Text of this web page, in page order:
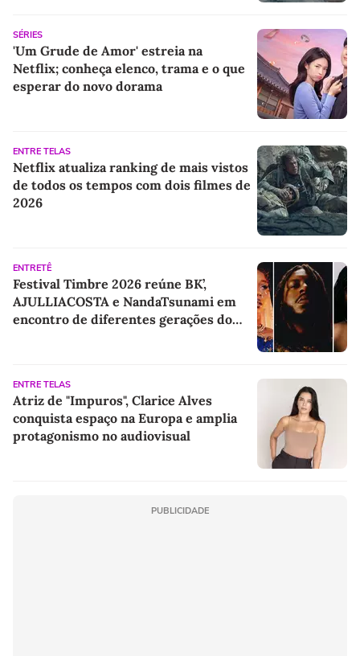
SÉRIES
'Um Grude de Amor' estreia na
Netflix; conheça elenco, trama e o que
esperar do novo dorama
ENTRE TELAS
Netflix atualiza ranking de mais vistos
de todos os tempos com dois filmes de
2026
ENTRETÊ
Festival Timbre 2026 reúne BK’,
AJULLIACOSTA e NandaTsunami em
encontro de diferentes gerações do
ENTRE TELAS
Atriz de "Impuros", Clarice Alves
conquista espaço na Europa e amplia
protagonismo no audiovisual
PUBLICIDADE